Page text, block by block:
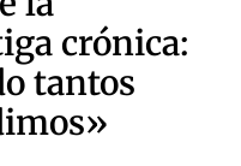
crónica:
tantos